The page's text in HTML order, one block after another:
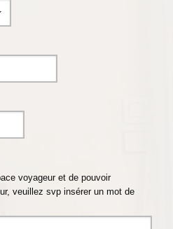
voyageur et de pouvoir
veuillez svp insérer un mot de